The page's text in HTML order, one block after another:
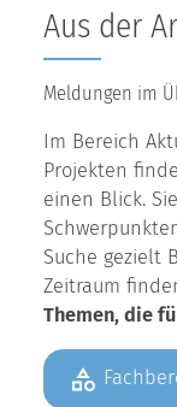
Aus der
Meldungen im
Im Bereich
Projekten
einen Blick.
Suche gezielt
Zeitraum
Themen, die